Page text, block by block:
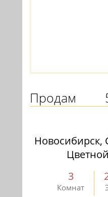
Продам
Новосибирск,
3
Комнат